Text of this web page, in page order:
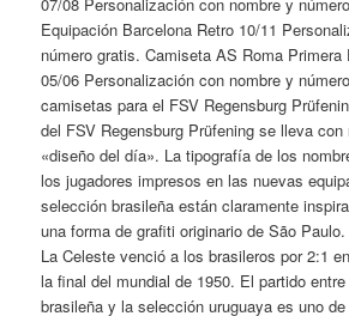
Equipación Barcelona Retro 10/11
número gratis. Camiseta AS Roma Primera
05/06 Personalización con nombre y
camisetas para el FSV Regensburg
del FSV Regensburg Prüfening se lleva
«diseño del día». La tipografía de los
los jugadores impresos en las nuevas
selección brasileña están claramente
una forma de grafiti originario de São
La Celeste venció a los brasileros por 2:1
la final del mundial de 1950. El partido
brasileña y la selección uruguaya es uno